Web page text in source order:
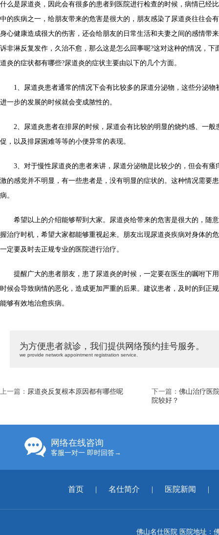
什么是尿道炎，因此会有很多的患者到医院进行检查的时候，病情已经
中的疾病之一，给朋友带来的危害是很大的，朋友感染了尿道炎往往会
身心健康造成很大的伤害，还会给朋友的日常生活和夫妻之间的感情带
诉非淋反复发作，久治不愈，那么这是怎么回事呢?这对这种的情况，下
道炎的症状都有哪些?尿道炎的症状主要由以下的几个方面。
1、尿道炎患者通常的情况下会有比较多的尿道分泌物，这些分泌物
进一步的发展的时候就会变成脓性的。
2、尿道炎患者在排尿的时候，尿道会有比较的明显的烧灼感、一般
促，以及排尿困难等等的小便异常的表现。
3、对于慢性尿道炎的患者来讲，尿道分泌物是比较少的，但会有瘙
激的感觉并不明显，有一些患者是，没有明显的症状的。这种情况需要
病。
希望以上的介绍能够帮到大家。尿道炎给带来的危害是很大的，随
握治疗时机，希望大家都能够重视起来。朋友出现尿道炎疾病对身体的
一定要及时去正规专业的医院进行治疗。
提醒广大的患者朋友，患了尿道炎的时候，一定要在医生的嘱咐下
时候会导致病情的恶化，造成更加严重的后果。建议患者，及时的到正
能够有效地治愈疾病。
为方便患者就诊，我们提供网络预约挂号服务。
we provide network appointment registration service.
上一篇： 尿道炎反复根本原因都有哪些呢 下一篇： 佛山治疗医
院较好？
网络在线咨询
客服一对一 即时回答→
首页 | 名仕简介 | 医院新闻 |
佛山名仕医院 医院地址：